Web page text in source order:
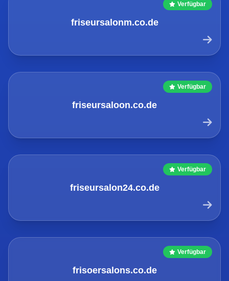
Verfügbar
friseursalonm.co.de
Verfügbar
friseursaloon.co.de
Verfügbar
friseursalon24.co.de
Verfügbar
frisoersalons.co.de